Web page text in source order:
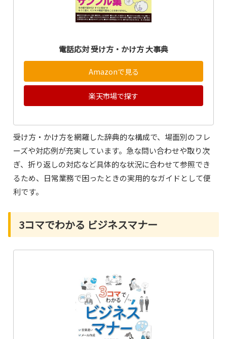
電話応対 受け方・かけ方 大事典
Amazonで見る
楽天市場で探す
受け方・かけ方を網羅した辞典的な構成で、場面別のフレ
ーズや対応例が充実しています。急な問い合わせや取り次
ぎ、折り返しの対応など具体的な状況に合わせて参照でき
るため、日常業務で困ったときの実用的なガイドとして便
利です。
3コマでわかる ビジネスマナー